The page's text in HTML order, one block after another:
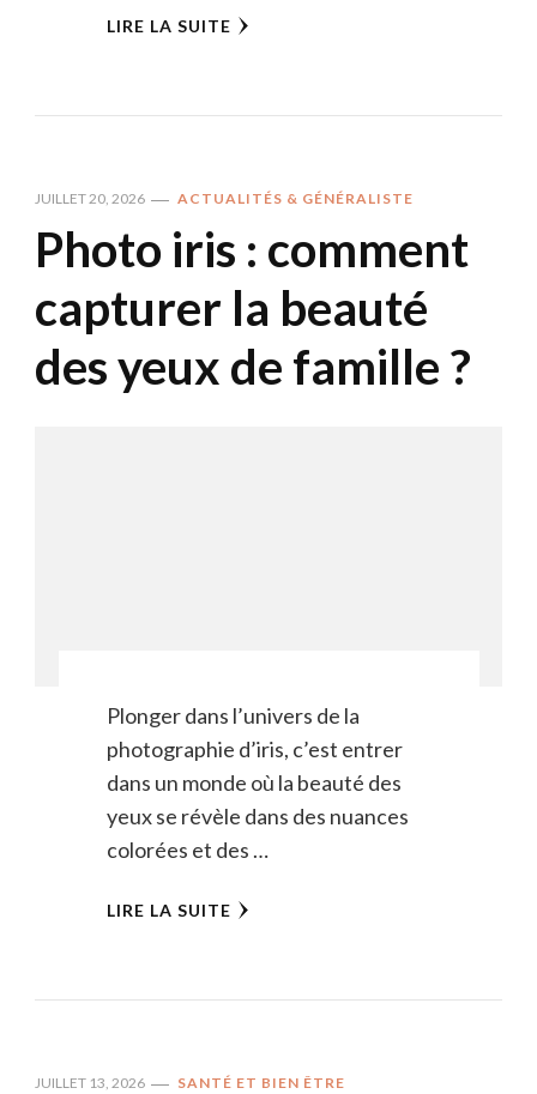
LIRE LA SUITE
JUILLET 20, 2026 ACTUALITÉS & GÉNÉRALISTE
Photo iris : comment
capturer la beauté
des yeux de famille ?
Plonger dans l’univers de la
photographie d’iris, c’est entrer
dans un monde où la beauté des
yeux se révèle dans des nuances
colorées et des …
LIRE LA SUITE
JUILLET 13, 2026 SANTÉ ET BIEN ÊTRE